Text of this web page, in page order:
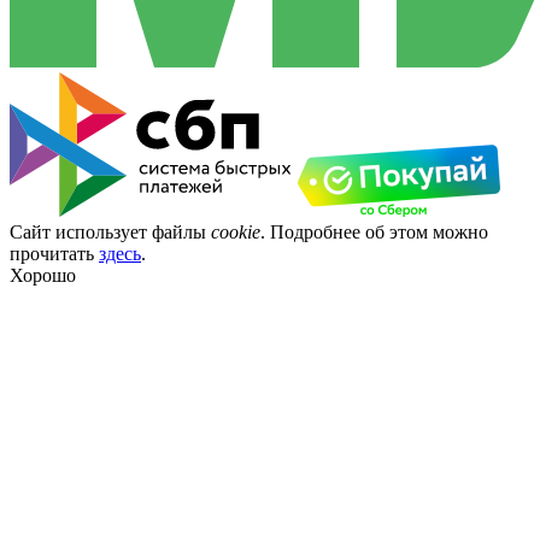
Сайт использует файлы cookie. Подробнее об этом можно
прочитать здесь.
Хорошо